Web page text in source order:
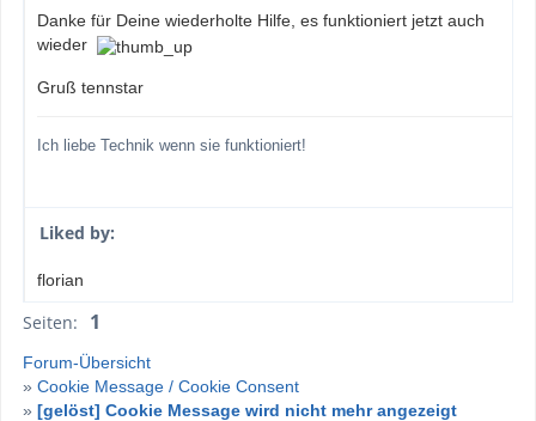
Danke für Deine wiederholte Hilfe, es funktioniert jetzt auch
wieder
Gruß tennstar
Ich liebe Technik wenn sie funktioniert!
Liked by:
florian
Seiten: 1
Forum-Übersicht
» Cookie Message / Cookie Consent
» [gelöst] Cookie Message wird nicht mehr angezeigt